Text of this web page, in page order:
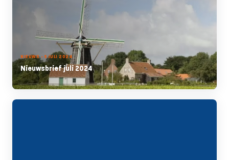
NIEUWS - 5 JULI 2024
Nieuwsbrief juli 2024